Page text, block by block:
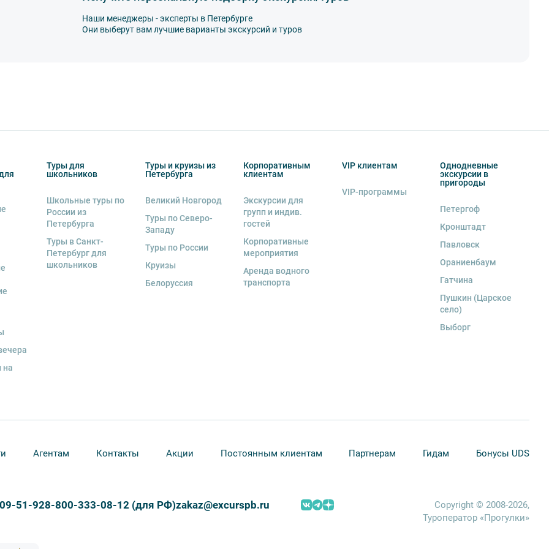
или по картам VISA, Mastercard, МИР.
вокзалом. Информация о том, как
экскурсии несёт взрослый
правила поведения на экскурсии.
экскурсионного объекта. В случае
аудиооборудование. Ответственность за
программы возлагается на
Наши менеджеры - эксперты в Петербурге
Они выберут вам лучшие варианты экскурсий и туров
на
Туры для
школьников
Школьные туры по
России из
Петербурга
Туры в Санкт-
Петербург для
школьников
Туры и круизы из
Петербурга
Великий Новгород
Туры по Северо-
Западу
Туры по России
Круизы
Белоруссия
Корпоративным
клиентам
Экскурсии для
групп и индив.
гостей
Корпоративные
мероприятия
Аренда водного
транспорта
VIP клиентам
VIP-программы
Однодневные
экскурсии в
пригороды
Петергоф
Кронштадт
Павловск
Ораниенбаум
Гатчина
Пушкин (Царское
село)
Выборг
Агентам Контакты Акции Постоянным клиентам Партнерам Гидам Бонусы UDS
51-928-800-333-08-12 (для РФ)zakaz@excurspb.ru
Copyright © 2008-2026,
Туроператор «Прогулки»